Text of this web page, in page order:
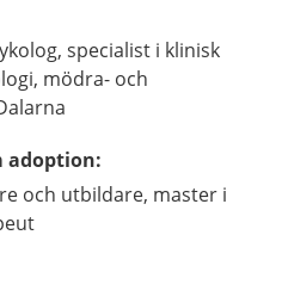
specialist i klinisk
mödra- och
adoption:
och utbildare, master i